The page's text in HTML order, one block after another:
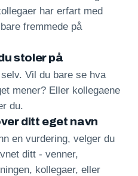
har erfart med
fremmede på
stoler på
Vil du bare se hva
mener? Eller kollegaene
du.
ditt eget navn
en vurdering, velger du
ditt - venner,
kollegaer, eller